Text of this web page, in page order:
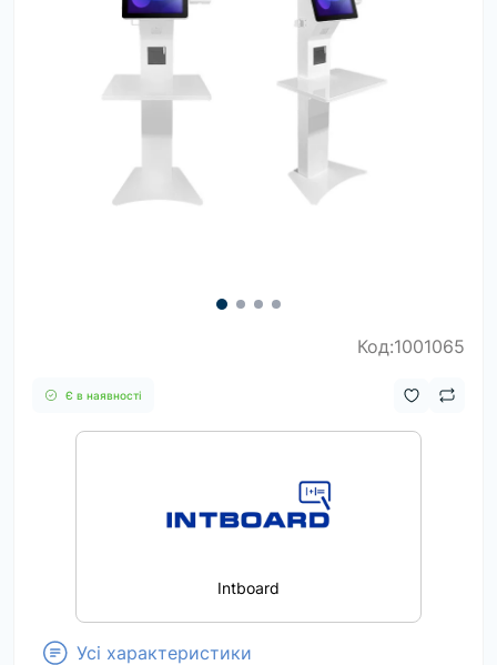
Код:1001065
Є в наявності
Intboard
Усі характеристики